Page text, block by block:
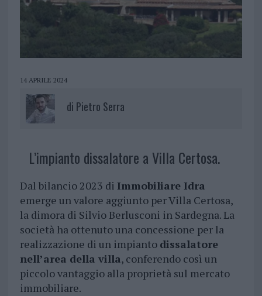
14 APRILE 2024
di Pietro Serra
L’impianto dissalatore a Villa Certosa.
Dal bilancio 2023 di Immobiliare Idra
emerge un valore aggiunto per Villa Certosa,
la dimora di Silvio Berlusconi in Sardegna. La
società ha ottenuto una concessione per la
realizzazione di un impianto dissalatore
nell’area della villa, conferendo così un
piccolo vantaggio alla proprietà sul mercato
immobiliare.